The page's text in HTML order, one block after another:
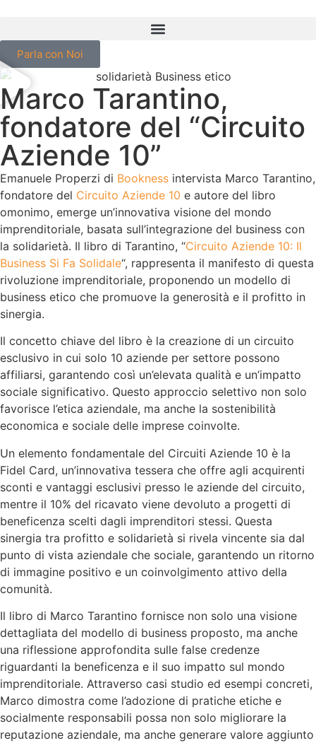
Parla con Noi
Marco Tarantino,
fondatore del “Circuito
Aziende 10”
Emanuele Properzi di Bookness intervista Marco Tarantino,
fondatore del Circuito Aziende 10 e autore del libro
omonimo, emerge un’innovativa visione del mondo
imprenditoriale, basata sull’integrazione del business con
la solidarietà. Il libro di Tarantino, “Circuito Aziende 10: Il
Business Si Fa Solidale“, rappresenta il manifesto di questa
rivoluzione imprenditoriale, proponendo un modello di
business etico che promuove la generosità e il profitto in
sinergia.
Il concetto chiave del libro è la creazione di un circuito
esclusivo in cui solo 10 aziende per settore possono
affiliarsi, garantendo così un’elevata qualità e un’impatto
sociale significativo. Questo approccio selettivo non solo
favorisce l’etica aziendale, ma anche la sostenibilità
economica e sociale delle imprese coinvolte.
Un elemento fondamentale del Circuiti Aziende 10 è la
Fidel Card, un’innovativa tessera che offre agli acquirenti
sconti e vantaggi esclusivi presso le aziende del circuito,
mentre il 10% del ricavato viene devoluto a progetti di
beneficenza scelti dagli imprenditori stessi. Questa
sinergia tra profitto e solidarietà si rivela vincente sia dal
punto di vista aziendale che sociale, garantendo un ritorno
di immagine positivo e un coinvolgimento attivo della
comunità.
Il libro di Marco Tarantino fornisce non solo una visione
dettagliata del modello di business proposto, ma anche
una riflessione approfondita sulle false credenze
riguardanti la beneficenza e il suo impatto sul mondo
imprenditoriale. Attraverso casi studio ed esempi concreti,
Marco dimostra come l’adozione di pratiche etiche e
socialmente responsabili possa non solo migliorare la
reputazione aziendale, ma anche generare valore aggiunto